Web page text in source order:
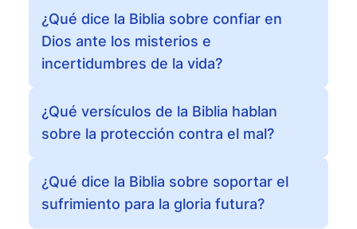
¿Qué dice la Biblia sobre confiar en
Dios ante los misterios e
incertidumbres de la vida?
¿Qué versículos de la Biblia hablan
sobre la protección contra el mal?
¿Qué dice la Biblia sobre soportar el
sufrimiento para la gloria futura?